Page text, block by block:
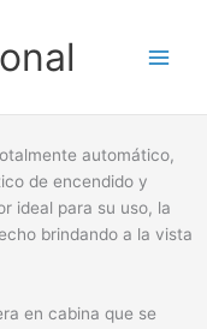
automático,
de encendido y
ideal para su uso, la
brindando a la vista
en cabina que se